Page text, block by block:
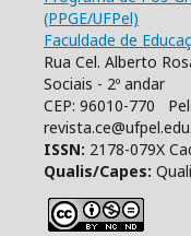
(PPGE/UFPel)
Faculdade de
Rua Cel. Alberto
Sociais - 2º andar
CEP: 96010-770
ISSN: 2178-079X
Qualis/Capes: